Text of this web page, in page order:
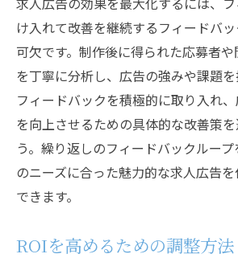
け入れて改善を継続するフィードバ
可欠です。制作後に得られた応募者
を丁寧に分析し、広告の強みや課題
フィードバックを積極的に取り入れ
を向上させるための具体的な改善策
う。繰り返しのフィードバックルー
のニーズに合った魅力的な求人広告
できます。
ROIを高めるための調整方法